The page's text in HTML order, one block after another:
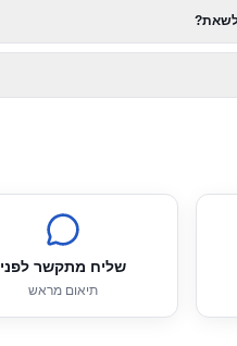
לשאת?
שליח מתקשר לפני
תיאום מראש